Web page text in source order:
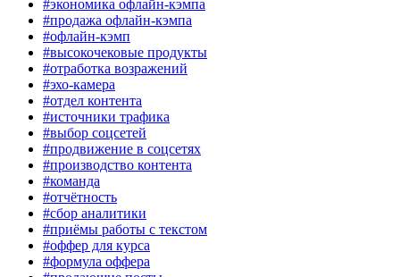
#экономика офлайн-кэмпа
#продажа офлайн-кэмпа
#офлайн-кэмп
#высокочековые продукты
#отработка возражений
#эхо-камера
#отдел контента
#источники трафика
#выбор соцсетей
#продвижение в соцсетях
#производство контента
#команда
#отчётность
#сбор аналитики
#приёмы работы с текстом
#оффер для курса
#формула оффера